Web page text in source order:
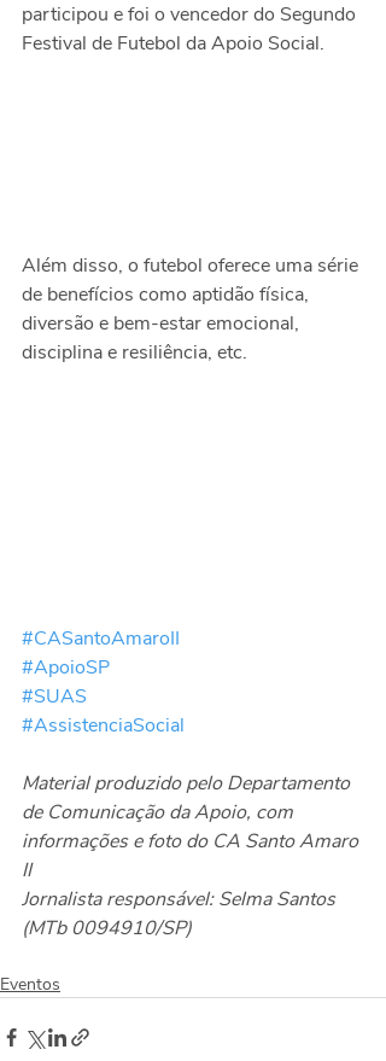
participou e foi o vencedor do Segundo
Festival de Futebol da Apoio Social.
Além disso, o futebol oferece uma série
de benefícios como aptidão física,
diversão e bem-estar emocional,
disciplina e resiliência, etc.
#CASantoAmaroII
#ApoioSP
#SUAS
#AssistenciaSocial
Material produzido pelo Departamento
de Comunicação da Apoio, com
informações e foto do CA Santo Amaro
II
Jornalista responsável: Selma Santos
(MTb 0094910/SP)
Eventos